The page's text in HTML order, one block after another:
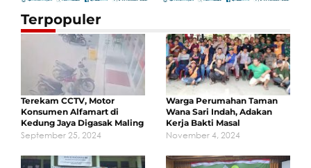
Terpopuler
Terekam CCTV, Motor
Konsumen Alfamart di
Kedung Jaya Digasak Maling
September 25, 2024
Warga Perumahan Taman
Wana Sari Indah, Adakan
Kerja Bakti Masal
November 4, 2024